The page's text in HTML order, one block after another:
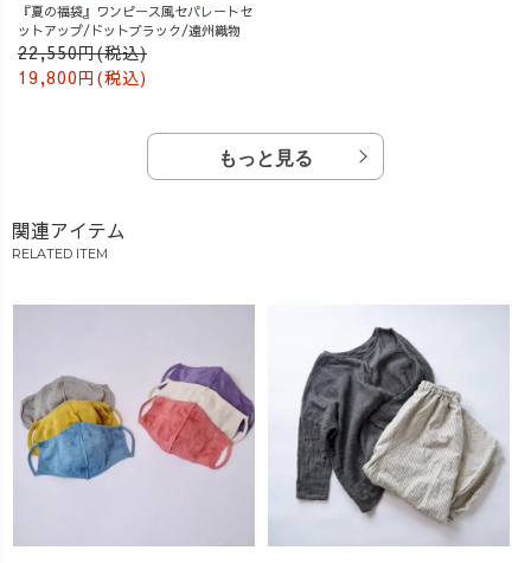
『夏の福袋』ワンピース風セパレートセ
ットアップ/ドットブラック/遠州織物
22,550円(税込)
19,800円(税込)
もっと見る
関連アイテム
RELATED ITEM